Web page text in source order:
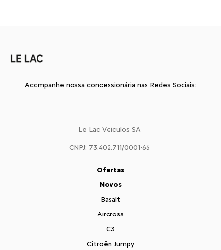
Acompanhe nossa concessionária nas Redes Sociais:
Le Lac Veiculos SA
CNPJ: 73.402.711/0001-66
Ofertas
Novos
Basalt
Aircross
C3
Citroën Jumpy